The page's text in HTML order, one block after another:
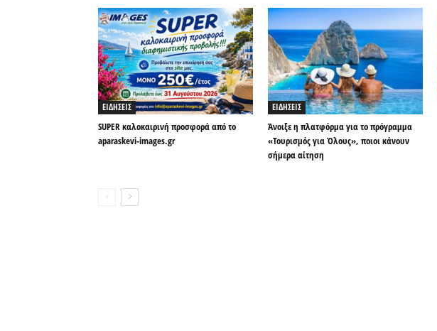
ΕΙΔΗΣΕΙΣ
SUPER καλοκαιρινή προσφορά από το
aparaskevi-images.gr
ΕΙΔΗΣΕΙΣ
Άνοιξε η πλατφόρμα για το πρόγραμμα
«Τουρισμός για Όλους», ποιοι κάνουν
σήμερα αίτηση